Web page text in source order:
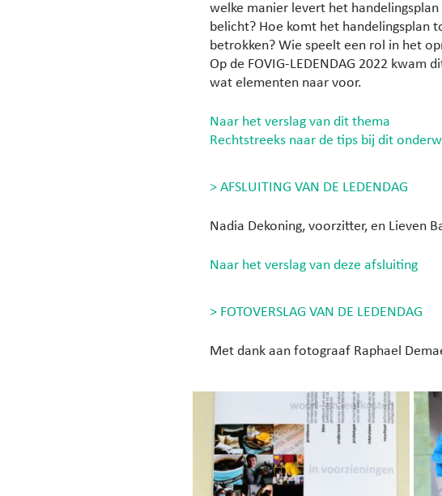
welke manier levert het
belicht? Hoe komt het handelingsplan
betrokken? Wie speelt een rol in het
Op de FOVIG-LEDENDAG 2022 kwam
wat elementen naar voor.
Naar het verslag van dit thema
Rechtstreeks naar de tips bij dit
> AFSLUITING VAN DE LEDENDAG
Nadia Dekoning, voorzitter, en Lieven
Naar het verslag van deze afsluiting
> FOTOVERSLAG VAN DE LEDENDAG
Met dank aan fotograaf Raphael